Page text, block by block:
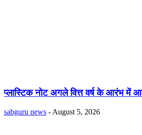
प्लास्टिक नोट अगले वित्त वर्ष के आरंभ में
sabguru news - August 5, 2026